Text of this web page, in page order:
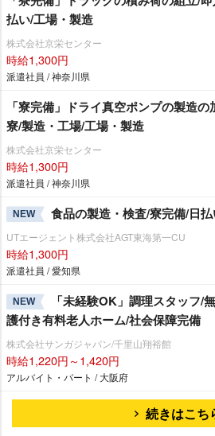
払い/工場・製造
株式会社京栄センター
時給1,300円
派遣社員 / 神奈川県
「寮完備」ドライ真空ポンプの製造
寮/製造・工場/工場・製造
株式会社京栄センター
時給1,300円
派遣社員 / 神奈川県
NEW 食品の製造・検査/寮完備/日
UTエージェント株式会社AGT東海第一CU
時給1,300円
派遣社員 / 愛知県
NEW
「未経験OK」調理スタッフ/
護付き有料老人ホーム/社会保障完備
株式会社サンガジャパン/千里山翔裕館
時給1,220円～1,420円
アルバイト・パート / 大阪府
続きはこち